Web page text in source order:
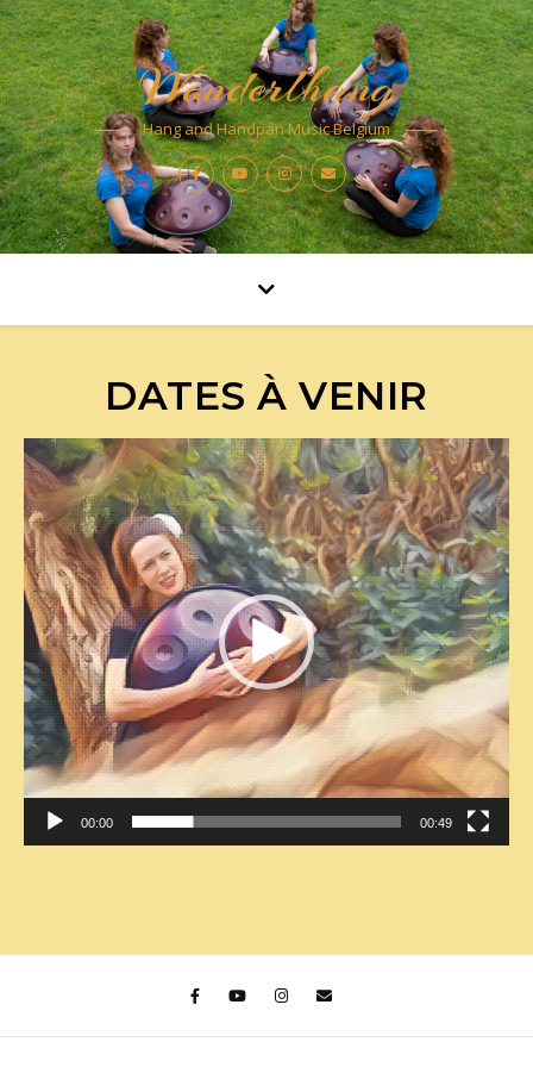
Wonderlhang
Hang and Handpan Music Belgium
DATES À VENIR
Lecteur
vidéo
00:00 00:49